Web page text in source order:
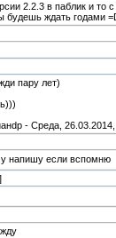
2.2.3 в паблик и то с
будешь ждать годами
пару лет)
- Среда,
напишу если вспомню